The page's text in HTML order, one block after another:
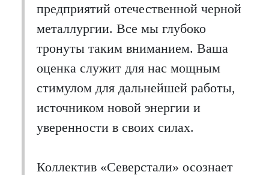
предприятий отечественной черной
металлургии. Все мы глубоко
тронуты таким вниманием. Ваша
оценка служит для нас мощным
стимулом для дальнейшей работы,
источником новой энергии и
уверенности в своих силах.
Коллектив «Северстали» осознает